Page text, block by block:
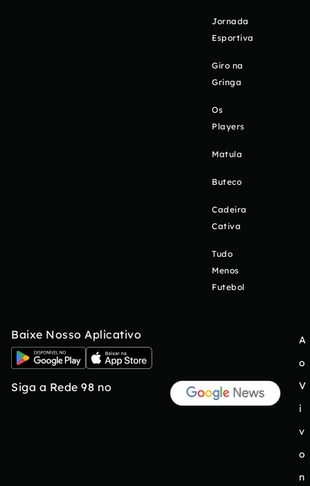
Jornada
Esportiva
Giro na
Gringa
Os
Players
Matula
Buteco
Cadeira
Cativa
Tudo
Menos
Futebol
Baixe Nosso Aplicativo
Siga a Rede 98 no
A
o
V
i
v
o
n